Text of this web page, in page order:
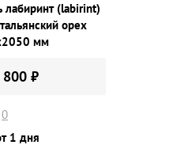
лабиринт (labirint)
орех
мм
₽
0
1 дня